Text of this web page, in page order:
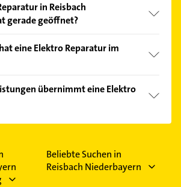
und profitieren Sie von den
Suchergebnisse können Sie sich
in Reisbach
gerade geöffnet?
dass diese an Sonn- und
können.
eine Elektro Reparatur im
übernimmt eine Elektro
werden angeboten:
Beliebte Suchen in
Reisbach Niederbayern